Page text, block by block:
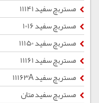
مستربچ سفید 11141
مستربچ سفید 1016
مستربچ سفید 11150
مستربچ سفید 11161
مستربچ سفید 11163A
مستربچ سفید متان